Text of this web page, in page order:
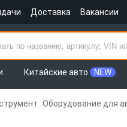
Доставка Вакансии
Китайские авто NEW
Оборудование для